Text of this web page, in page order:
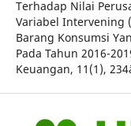
Terhadap Nilai
Variabel Intervening
Barang Konsumsi
Pada Tahun 2016-
Keuangan, 11(1),